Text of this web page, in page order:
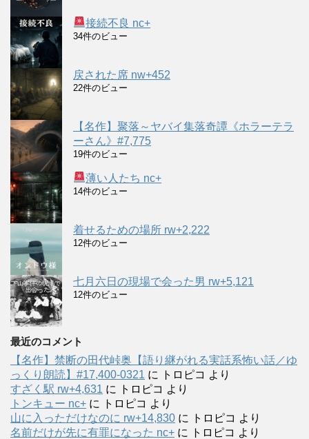
接続不良 nc+
34件のビュー
戻された席 nw+452
22件のビュー
【名作】聚落～ヤバイ集落奇譚《ホラーテラ
ーさん》#7,775
19件のビュー
薄い人たち nc+
14件のビュー
着せるための場所 rw+2,222
12件のビュー
七月六日の現場で会った男 rw+5,121
12件のビュー
最近のコメント
【名作】禁断の田代峠奥【語り継がれる実話系怖い話／ゆ
っくり朗読】#17,400-0321 に トロピコ より
すざく駅 rw+4,631 に トロピコ より
トンキュー nc+ に トロピコ より
山に入っただけなのに rw+14,830 に トロピコ より
名前だけが先に有罪になった nc+ に トロピコ より